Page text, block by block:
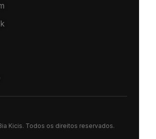
Kicis. Todos os direitos reservados.